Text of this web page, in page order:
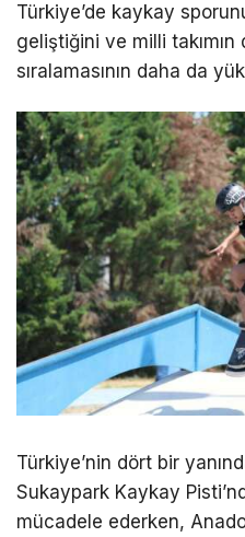
Türkiye’de kaykay
geliştiğini ve milli takımın
sıralamasının daha da
Türkiye’nin dört bir
Sukaypark Kaykay
mücadele ederken,